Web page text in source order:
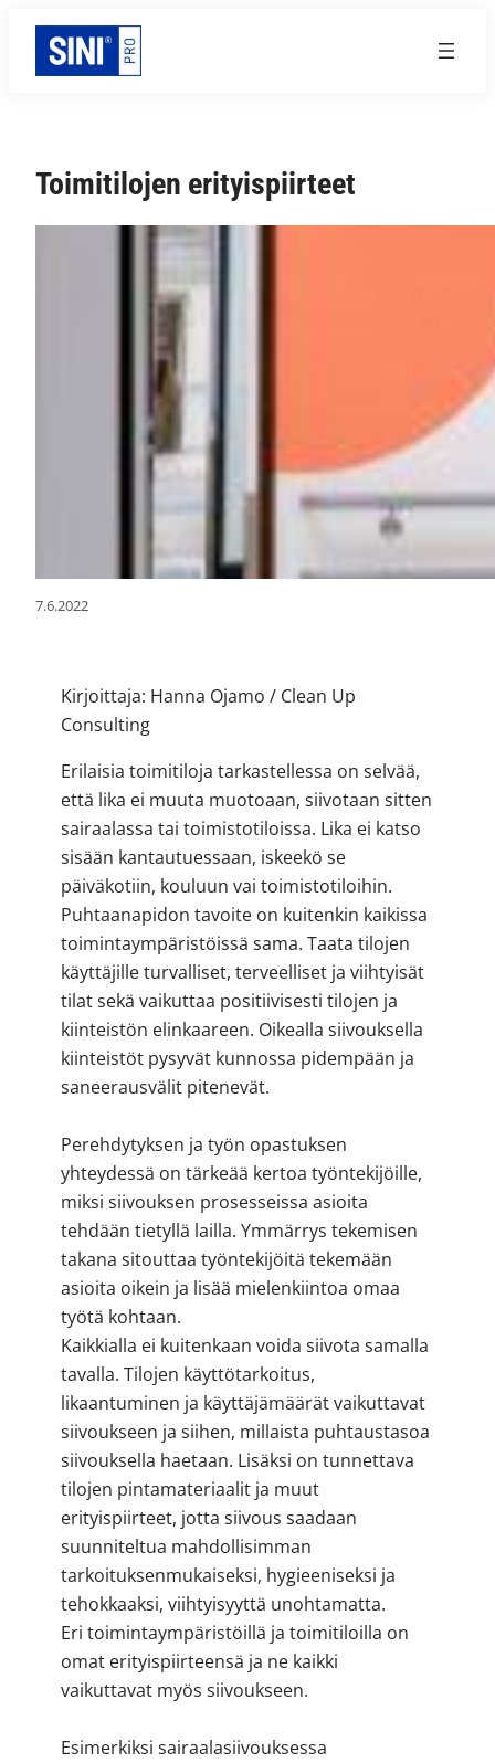
Siirry
sisältöön
Toimitilojen erityispiirteet
7.6.2022
Kirjoittaja: Hanna Ojamo / Clean Up
Consulting
Erilaisia toimitiloja tarkastellessa on selvää,
että lika ei muuta muotoaan, siivotaan sitten
sairaalassa tai toimistotiloissa. Lika ei katso
sisään kantautuessaan, iskeekö se
päiväkotiin, kouluun vai toimistotiloihin.
Puhtaanapidon tavoite on kuitenkin kaikissa
toimintaympäristöissä sama. Taata tilojen
käyttäjille turvalliset, terveelliset ja viihtyisät
tilat sekä vaikuttaa positiivisesti tilojen ja
kiinteistön elinkaareen. Oikealla siivouksella
kiinteistöt pysyvät kunnossa pidempään ja
saneerausvälit pitenevät.
Perehdytyksen ja työn opastuksen
yhteydessä on tärkeää kertoa työntekijöille,
miksi siivouksen prosesseissa asioita
tehdään tietyllä lailla. Ymmärrys tekemisen
takana sitouttaa työntekijöitä tekemään
asioita oikein ja lisää mielenkiintoa omaa
työtä kohtaan.
Kaikkialla ei kuitenkaan voida siivota samalla
tavalla. Tilojen käyttötarkoitus,
likaantuminen ja käyttäjämäärät vaikuttavat
siivoukseen ja siihen, millaista puhtaustasoa
siivouksella haetaan. Lisäksi on tunnettava
tilojen pintamateriaalit ja muut
erityispiirteet, jotta siivous saadaan
suunniteltua mahdollisimman
tarkoituksenmukaiseksi, hygieeniseksi ja
tehokkaaksi, viihtyisyyttä unohtamatta.
Eri toimintaympäristöillä ja toimitiloilla on
omat erityispiirteensä ja ne kaikki
vaikuttavat myös siivoukseen.
Esimerkiksi sairaalasiivouksessa